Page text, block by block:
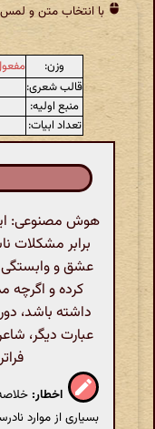
با انتخاب متن و لمس
وزن:
قالب شعری:
منبع اولیه:
تعداد ابیات:
هوش مصنوعی:
برابر مشکلات
عشق و
کرده و
داشته باشد،
عبارت دیگر،
اخطار:
بسیاری از موارد